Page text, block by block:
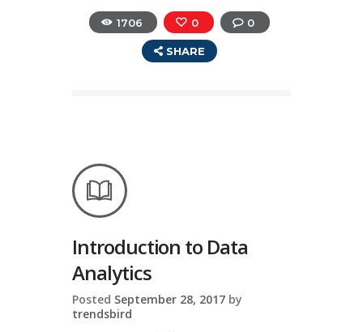
1706 0 0
SHARE
Introduction to Data
Analytics
Posted September 28, 2017 by
trendsbird